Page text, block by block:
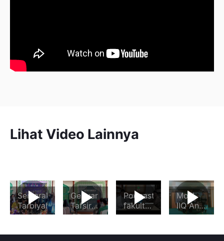
Lihat Video Lainnya
Semarak
Tarbiyah
Gebyar
Tafsir
Hadis III
Podcast
fakultas
Ushuluddin
Mengapa
MoU
IIQ An
Nur
Universiti